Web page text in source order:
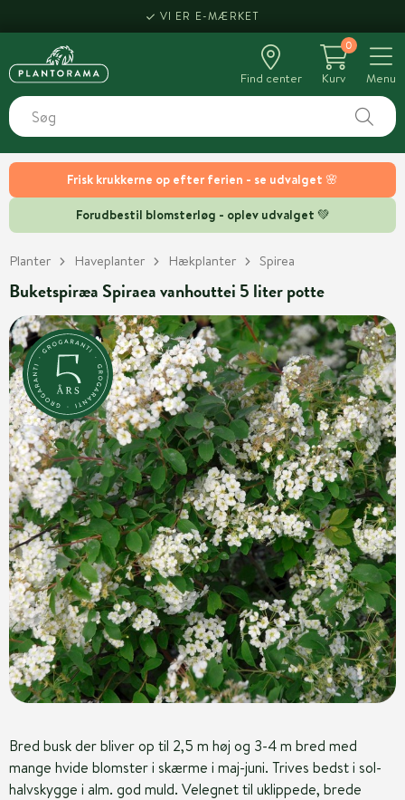
Frisk krukkerne op efter ferien - se udvalget 🌸
Forudbestil blomsterløg - oplev udvalget 💚
VI ER E-MÆRKET
Find center
0
Kurv
Menu
Planter Haveplanter Hækplanter Spirea
Buketspiræa Spiraea vanhouttei 5 liter potte
Bred busk der bliver op til 2,5 m høj og 3-4 m bred med
mange hvide blomster i skærme i maj-juni. Trives bedst i sol-
halvskygge i alm. god muld. Velegnet til uklippede, brede